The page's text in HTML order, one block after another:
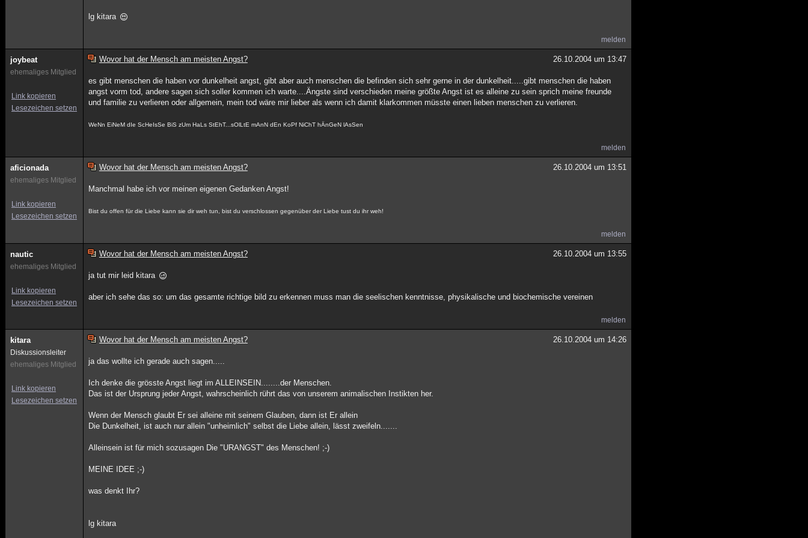
lg kitara
melden
joybeat
ehemaliges Mitglied
Link kopieren
Lesezeichen setzen
Wovor hat der Mensch am meisten Angst? 26.10.2004 um 13:47
es gibt menschen die haben vor dunkelheit angst, gibt aber auch menschen die befinden sich sehr gerne in der dunkelheit.....gibt menschen die haben
angst vorm tod, andere sagen sich soller kommen ich warte....Ängste sind verschieden meine größte Angst ist es alleine zu sein sprich meine freunde
und familie zu verlieren oder allgemein, mein tod wäre mir lieber als wenn ich damit klarkommen müsste einen lieben menschen zu verlieren.
WeNn EiNeM dIe ScHeIsSe BiS zUm HaLs StEhT...sOlLtE mAnN dEn KoPf NiChT hÄnGeN lAsSen
melden
aficionada
ehemaliges Mitglied
Link kopieren
Lesezeichen setzen
Wovor hat der Mensch am meisten Angst? 26.10.2004 um 13:51
Manchmal habe ich vor meinen eigenen Gedanken Angst!
Bist du offen für die Liebe kann sie dir weh tun, bist du verschlossen gegenüber der Liebe tust du ihr weh!
melden
nautic
ehemaliges Mitglied
Link kopieren
Lesezeichen setzen
Wovor hat der Mensch am meisten Angst? 26.10.2004 um 13:55
ja tut mir leid kitara
aber ich sehe das so: um das gesamte richtige bild zu erkennen muss man die seelischen kenntnisse, physikalische und biochemische vereinen
melden
kitara
Diskussionsleiter
ehemaliges Mitglied
Link kopieren
Lesezeichen setzen
Wovor hat der Mensch am meisten Angst? 26.10.2004 um 14:26
ja das wollte ich gerade auch sagen.....
Ich denke die grösste Angst liegt im ALLEINSEIN........der Menschen.
Das ist der Ursprung jeder Angst, wahrscheinlich rührt das von unserem animalischen Instikten her.
Wenn der Mensch glaubt Er sei alleine mit seinem Glauben, dann ist Er allein
Die Dunkelheit, ist auch nur allein "unheimlich" selbst die Liebe allein, lässt zweifeln.......
Alleinsein ist für mich sozusagen Die "URANGST" des Menschen! ;-)
MEINE IDEE ;-)
was denkt Ihr?
lg kitara